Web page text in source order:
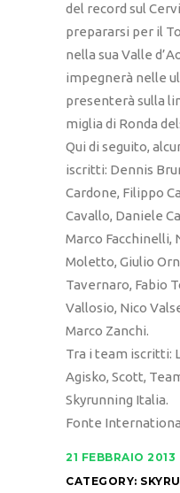
del record sul
prepararsi per il
nella sua Valle
impegnerà nelle
presenterà sulla
miglia di Ronda
Qui di seguito,
iscritti: Dennis
Cardone, Filippo
Cavallo, Daniele
Marco Facchinelli,
Moletto, Giulio
Tavernaro, Fabio
Vallosio, Nico
Marco Zanchi.
Tra i team iscritti:
Agisko, Scott,
Skyrunning Italia.
Fonte
21 FEBBRAIO 2013
CATEGORY: